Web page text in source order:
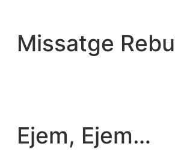
contingut
Missatge
Ejem, Ejem…